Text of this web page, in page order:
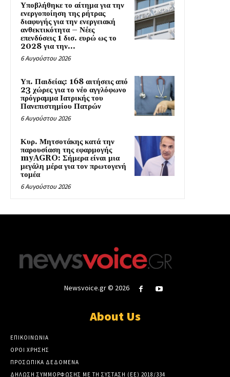
Υποβλήθηκε το αίτημα για την
ενεργοποίηση της ρήτρας
διαφυγής για την ενεργειακή
ανθεκτικότητα – Νέες
επενδύσεις 1 δισ. ευρώ ως το
2028 για την...
6 Αυγούστου 2026
Υπ. Παιδείας: 168 αιτήσεις από
23 χώρες για το νέο αγγλόφωνο
πρόγραμμα Ιατρικής του
Πανεπιστημίου Πατρών
6 Αυγούστου 2026
Κυρ. Μητσοτάκης κατά την
παρουσίαση της εφαρμογής
myAGRO: Σήμερα είναι μια
μεγάλη μέρα για τον πρωτογενή
τομέα
6 Αυγούστου 2026
Newsvoice.gr © 2026
About Us
ΕΠΙΚΟΙΝΩΝΙΑ
ΟΡΟΙ ΧΡΗΣΗΣ
ΠΡΟΣΩΠΙΚΑ ΔΕΔΟΜΕΝΑ
ΔΗΛΩΣΗ ΣΥΜΜΟΡΦΩΣΗΣ ΜΕ ΤΗ ΣΥΣΤΑΣΗ (ΕΕ) 2018/334